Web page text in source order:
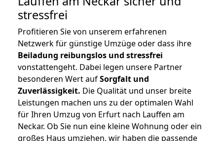
stressfrei
Profitieren Sie von unserem erfahrenen
Netzwerk für günstige Umzüge oder dass ihre
Beiladung reibungslos und stressfrei
vonstattengeht. Dabei legen unsere Partner
besonderen Wert aufSorgfalt und
Zuverlässigkeit. Die Qualität und unser breite
Leistungen machen uns zu der optimalen Wahl
für Ihren Umzug von Erfurt nach Lauffen am
Neckar. Ob Sie nun eine kleine Wohnung oder ein
großes Haus umziehen, wir haben die passende